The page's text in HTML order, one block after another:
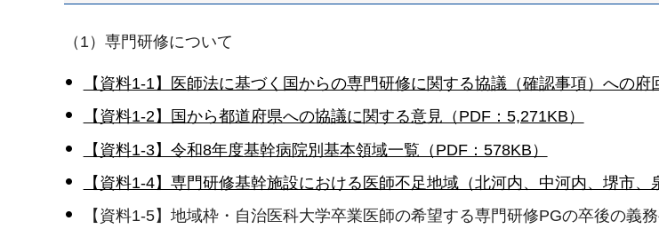
（1）専門研修について
【資料1-1】医師法に基づく国からの専門研修に関する協議（確認事項）への府
【資料1-2】国から都道府県への協議に関する意見（PDF：5,271KB）
【資料1-3】令和8年度基幹病院別基本領域一覧（PDF：578KB）
【資料1-4】専門研修基幹施設における医師不足地域（北河内、中河内、堺市、
【資料1-5】地域枠・自治医科大学卒業医師の希望する専門研修PGの卒後の義